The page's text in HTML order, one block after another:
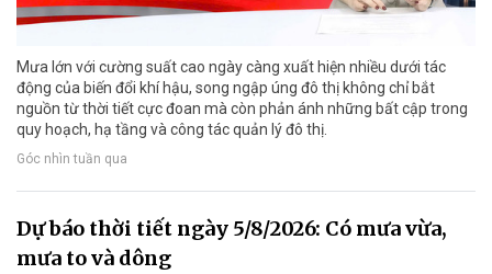
Mưa lớn với cường suất cao ngày càng xuất hiện nhiều dưới tác
động của biến đổi khí hậu, song ngập úng đô thị không chỉ bắt
nguồn từ thời tiết cực đoan mà còn phản ánh những bất cập trong
quy hoạch, hạ tầng và công tác quản lý đô thị.
Góc nhìn tuần qua
Dự báo thời tiết ngày 5/8/2026: Có mưa vừa,
mưa to và dông